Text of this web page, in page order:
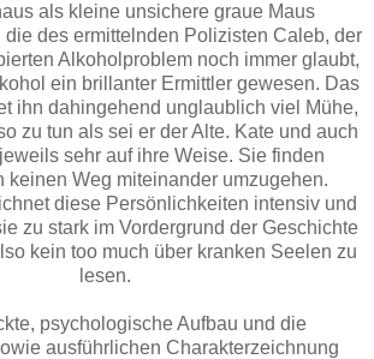
als kleine unsichere graue Maus
die des ermittelnden Polizisten Caleb, der
Alkoholproblem noch immer glaubt,
ein brillanter Ermittler gewesen. Das
ihn dahingehend unglaublich viel Mühe,
zu tun als sei er der Alte. Kate und auch
sehr auf ihre Weise. Sie finden
keinen Weg miteinander umzugehen.
diese Persönlichkeiten intensiv und
zu stark im Vordergrund der Geschichte
kein too much über kranken Seelen zu
lesen.
psychologische Aufbau und die
ausführlichen Charakterzeichnung